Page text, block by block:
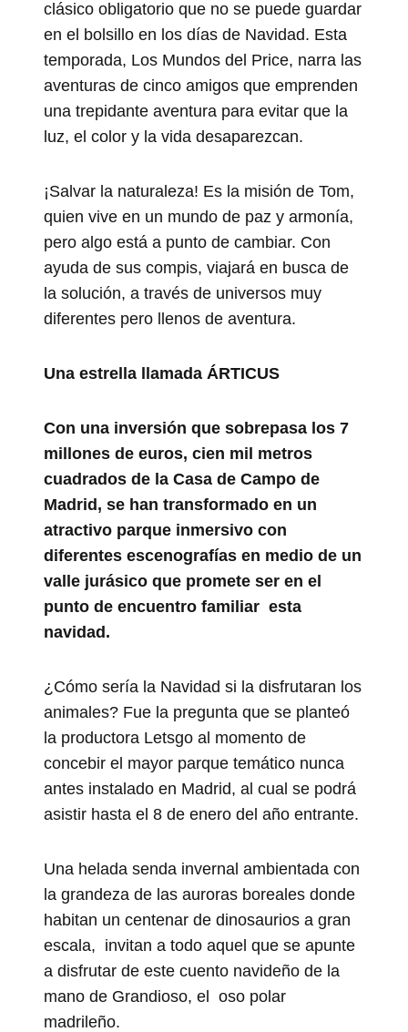
clásico obligatorio que no se puede guardar
en el bolsillo en los días de Navidad. Esta
temporada, Los Mundos del Price, narra las
aventuras de cinco amigos que emprenden
una trepidante aventura para evitar que la
luz, el color y la vida desaparezcan.
¡Salvar la naturaleza! Es la misión de Tom,
quien vive en un mundo de paz y armonía,
pero algo está a punto de cambiar. Con
ayuda de sus compis, viajará en busca de
la solución, a través de universos muy
diferentes pero llenos de aventura.
Una estrella llamada ÁRTICUS
Con una inversión que sobrepasa los 7
millones de euros, cien mil metros
cuadrados de la Casa de Campo de
Madrid, se han transformado en un
atractivo parque inmersivo con
diferentes escenografías en medio de un
valle jurásico que promete ser en el
punto de encuentro familiar esta
navidad.
¿Cómo sería la Navidad si la disfrutaran los
animales? Fue la pregunta que se planteó
la productora Letsgo al momento de
concebir el mayor parque temático nunca
antes instalado en Madrid, al cual se podrá
asistir hasta el 8 de enero del año entrante.
Una helada senda invernal ambientada con
la grandeza de las auroras boreales donde
habitan un centenar de dinosaurios a gran
escala, invitan a todo aquel que se apunte
a disfrutar de este cuento navideño de la
mano de Grandioso, el oso polar
madrileño.